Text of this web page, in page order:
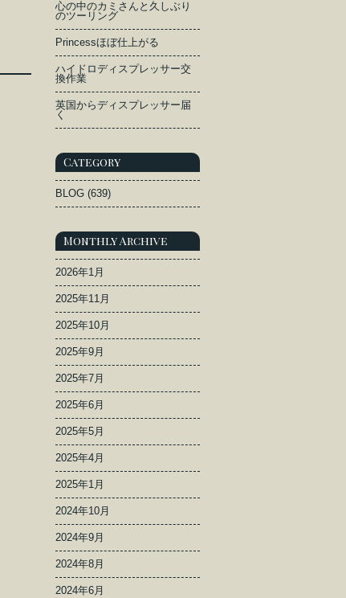
心の中のカミさんと久しぶり
のツーリング
Princessほぼ仕上がる
ハイドロディスプレッサー交
換作業
英国からディスプレッサー届
く
Category
BLOG (639)
Monthly Archive
2026年1月
2025年11月
2025年10月
2025年9月
2025年7月
2025年6月
2025年5月
2025年4月
2025年1月
2024年10月
2024年9月
2024年8月
2024年6月